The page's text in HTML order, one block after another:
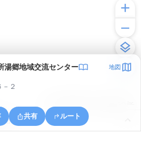
湯郷地域交流センター 地図
２
共有 ルート
谷